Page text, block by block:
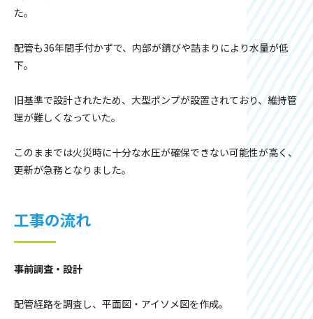
た。
配管も36年間手付かずで、内部が錆びや詰まりにより水量が低
下。
旧基準で設計されたため、大型ポンプが設置されており、維持管
理が難しくなっていた。
このままでは火災時に十分な水圧が確保できない可能性が高く、
更新が急務となりました。
工事の流れ
事前調査・設計
配管経路を調査し、平面図・アイソメ図を作成。